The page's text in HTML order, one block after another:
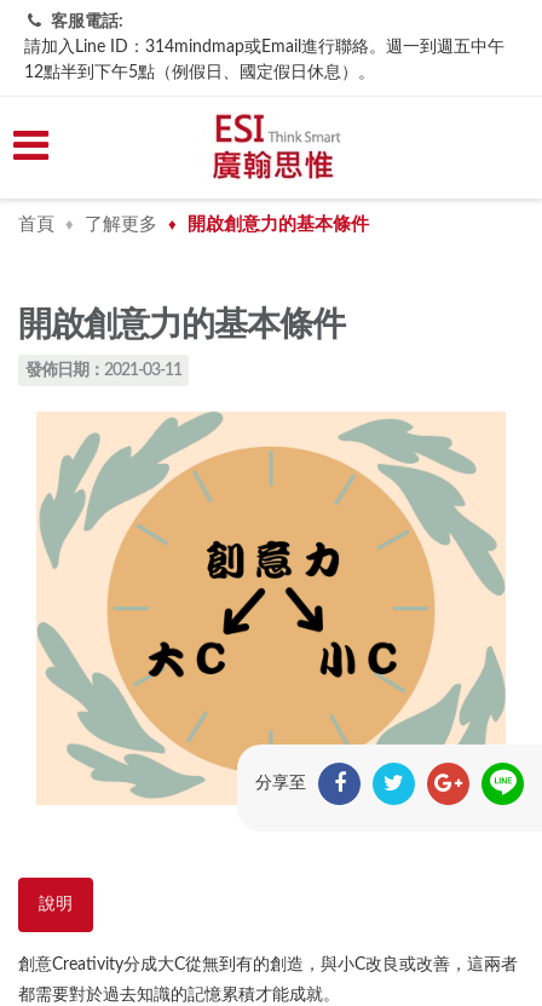
客服電話:
請加入Line ID：314mindmap或Email進行聯絡。週一到週五中午
12點半到下午5點（例假日、國定假日休息）。
首頁 ♦ 了解更多 ♦ 開啟創意力的基本條件
開啟創意力的基本條件
發佈日期：2021-03-11
分享至
說明
創意Creativity分成大C從無到有的創造，與小C改良或改善，這兩者
都需要對於過去知識的記憶累積才能成就。